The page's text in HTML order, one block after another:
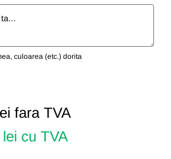
culoarea (etc.) dorita
fara TVA
lei cu TVA